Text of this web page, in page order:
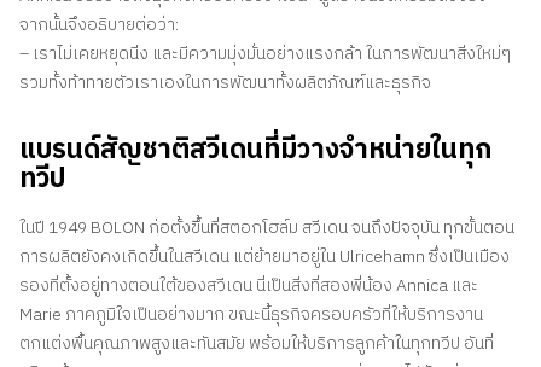
จากนั้นจึงอธิบายต่อว่า:
– เราไม่เคยหยุดนิ่ง และมีความมุ่งมั่นอย่างแรงกล้า ในการพัฒนาสิ่งใหม่ๆ
รวมทั้งท้าทายตัวเราเองในการพัฒนาทั้งผลิตภัณฑ์และธุรกิจ
แบรนด์สัญชาติสวีเดนที่มีวางจำหน่ายในทุก
ทวีป
ในปี 1949 BOLON ก่อตั้งขึ้นที่สตอกโฮล์ม สวีเดน จนถึงปัจจุบัน ทุกขั้นตอน
การผลิตยังคงเกิดขึ้นในสวีเดน แต่ย้ายมาอยู่ใน Ulricehamn ซึ่งเป็นเมือง
รองที่ตั้งอยู่ทางตอนใต้ของสวีเดน นี่เป็นสิ่งที่สองพี่น้อง Annica และ
Marie ภาคภูมิใจเป็นอย่างมาก ขณะนี้ธุรกิจครอบครัวที่ให้บริการงาน
ตกแต่งพื้นคุณภาพสูงและทันสมัย พร้อมให้บริการลูกค้าในทุกทวีป อันที่